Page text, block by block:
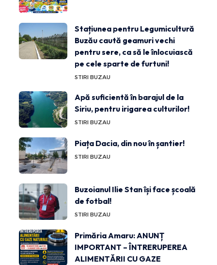
Stațiunea pentru Legumicultură
Buzău caută geamuri vechi
pentru sere, ca să le înlocuiască
pe cele sparte de furtuni!
STIRI BUZAU
Apă suficientă în barajul de la
Siriu, pentru irigarea culturilor!
STIRI BUZAU
Piața Dacia, din nou în șantier!
STIRI BUZAU
Buzoianul Ilie Stan își face școală
de fotbal!
STIRI BUZAU
Primăria Amaru: ANUNȚ
IMPORTANT – ÎNTRERUPEREA
ALIMENTĂRII CU GAZE